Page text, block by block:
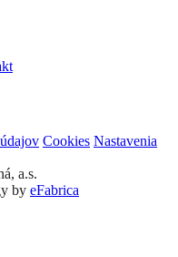
Cookies Nastavenia
a.s.
by eFabrica